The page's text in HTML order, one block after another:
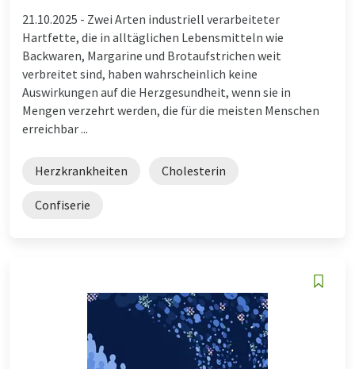
21.10.2025 - Zwei Arten industriell verarbeiteter
Hartfette, die in alltäglichen Lebensmitteln wie
Backwaren, Margarine und Brotaufstrichen weit
verbreitet sind, haben wahrscheinlich keine
Auswirkungen auf die Herzgesundheit, wenn sie in
Mengen verzehrt werden, die für die meisten Menschen
erreichbar ...
Herzkrankheiten Cholesterin
Confiserie